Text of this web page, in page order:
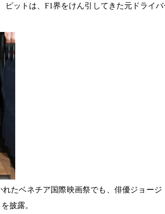
ピットは、F1界をけん引してきた元ドライ
たベネチア国際映画祭でも、俳優ジョージ
披露。